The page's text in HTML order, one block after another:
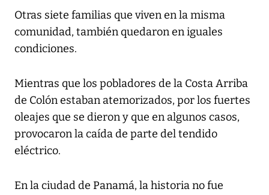
Otras siete familias que viven en la misma
comunidad, también quedaron en iguales
condiciones.
Mientras que los pobladores de la Costa Arriba
de Colón estaban atemorizados, por los fuertes
oleajes que se dieron y que en algunos casos,
provocaron la caída de parte del tendido
eléctrico.
En la ciudad de Panamá, la historia no fue